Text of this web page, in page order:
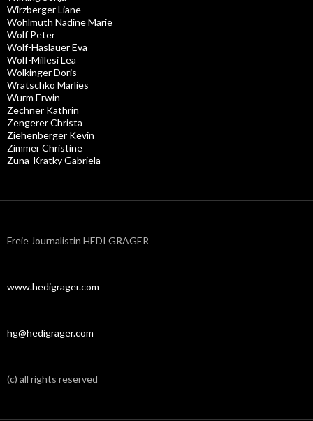
Wirzberger Liane
Wohlmuth Nadine Marie
Wolf Peter
Wolf-Haslauer Eva
Wolf-Millesi Lea
Wolkinger Doris
Wratschko Marlies
Wurm Erwin
Zechner Kathrin
Zengerer Christa
Ziehenberger Kevin
Zimmer Christine
Zuna-Kratky Gabriela
Freie Journalistin HEDI GRAGER
www.hedigrager.com
hg@hedigrager.com
(c) all rights reserved